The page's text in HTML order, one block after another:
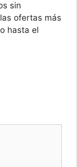
sin
ofertas más
hasta el